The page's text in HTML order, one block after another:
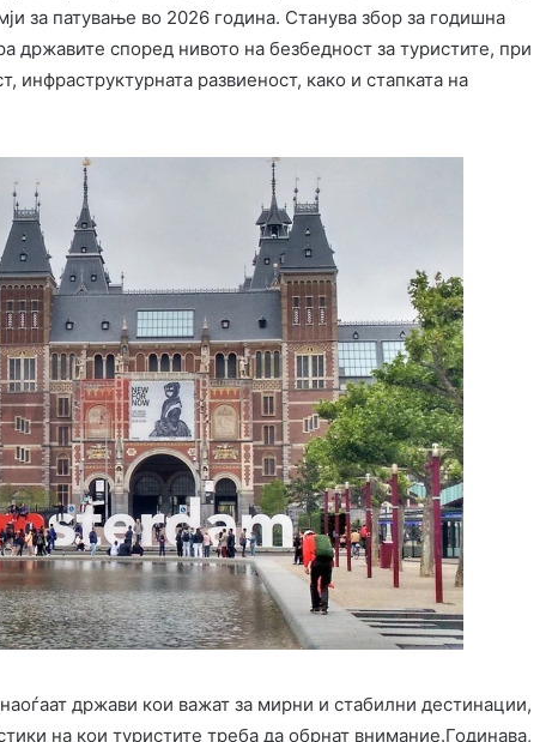
за патување во 2026 година. Станува збор за годишна
државите според нивото на безбедност за туристите, при
инфраструктурната развиеност, како и стапката на
држави кои важат за мирни и стабилни дестинации,
на кои туристите треба да обрнат внимание.Годинава,